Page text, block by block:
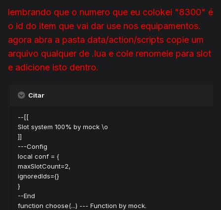
lembrando que o numero que eu colokei "8300" é
o id do item que vai dar use nos equipamentos.
agora abra a pasta data/action/scripts copie um
arquivo qualquer de .lua e cole renomeie para slot
e adicione isto dentro.
Citar
--[[
Slot system 100% by mock \o
]]
---Config
local conf = {
maxSlotCount=2,
ignoredIds={}
}
--End
function choose(...) --- Function by mock.